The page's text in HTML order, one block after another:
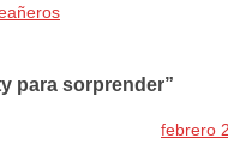
para sorprender”
febrero